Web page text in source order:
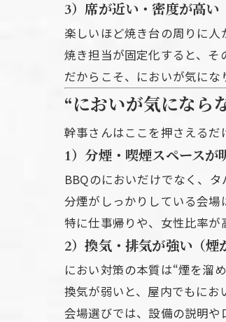
3）席が近い・密度が高い
楽しいほど焼き台の周りに人
焼き担当が固定化すると、そ
だからこそ、においが気に
“においが気になら
幹事さんはここを押さえるだ
1）分煙・喫煙スペースが
BBQのにおいだけでなく、タ
分煙がしっかりしている会場
特に仕事帰りや、女性比率が
2）換気・排気が強い（煙
におい対策の本質は“煙を溜め
換気が弱いと、屋内でもにお
会場選びでは、設備の説明や